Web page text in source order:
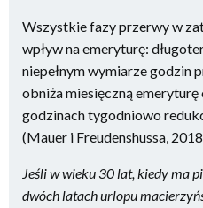
Wszystkie fazy przerwy w
wpływ na emeryturę:
niepełnym wymiarze godzin
obniża miesięczną emeryturę
godzinach tygodniowo
(Mauer i Freudenshussa,
Jeśli w wieku 30 lat, kiedy ma
dwóch latach urlopu